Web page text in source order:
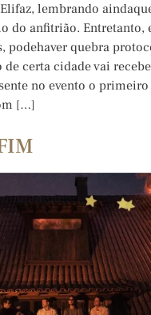
lembrando
do anfitrião. Entretanto,
podehaver quebra
certa cidade vai
no evento o
[…]